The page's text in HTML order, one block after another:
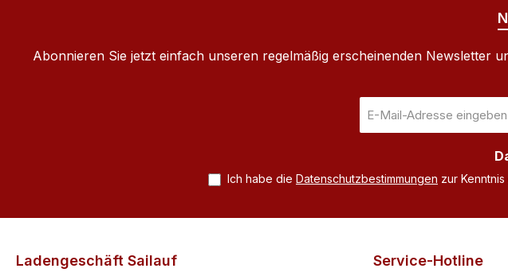
Abonnieren Sie jetzt einfach unseren regelmäßig erscheinenden Newsletter
Mail-
Ich habe die Datenschutzbestimmungen zur
Service-Hotline
Ladengeschäft Sailauf